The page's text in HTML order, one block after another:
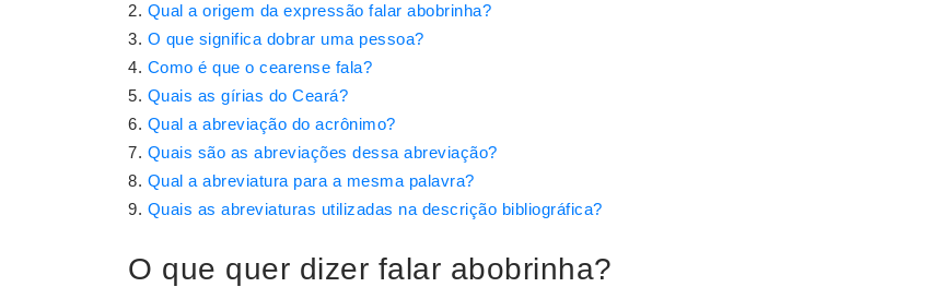
Qual a origem da expressão falar abobrinha?
O que significa dobrar uma pessoa?
Como é que o cearense fala?
Quais as gírias do Ceará?
Qual a abreviação do acrônimo?
Quais são as abreviações dessa abreviação?
Qual a abreviatura para a mesma palavra?
Quais as abreviaturas utilizadas na descrição bibliográfica?
O que quer dizer falar abobrinha?